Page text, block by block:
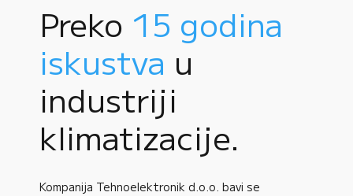
Preko 15 godina
iskustva u
industriji
klimatizacije.
Kompanija Tehnoelektronik d.o.o. bavi se